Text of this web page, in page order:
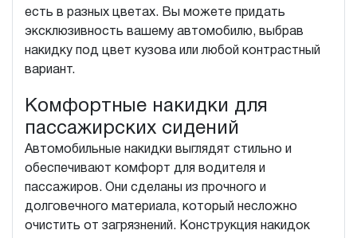
есть в разных цветах. Вы можете придать
эксклюзивность вашему автомобилю, выбрав
накидку под цвет кузова или любой контрастный
вариант.
Комфортные накидки для
пассажирских сидений
Автомобильные накидки выглядят стильно и
обеспечивают комфорт для водителя и
пассажиров. Они сделаны из прочного и
долговечного материала, который несложно
очистить от загрязнений. Конструкция накидок